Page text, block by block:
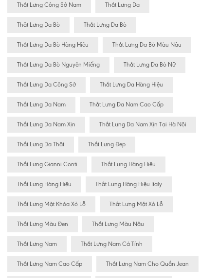
Thắt Lưng Công Sở Nam Thắt Lưng Da
Thăt Lưng Da Bò Thắt Lưng Da Bò
Thắt Lưng Da Bò Hàng Hiêu Thắt Lưng Da Bò Màu Nâu
Thắt Lưng Da Bò Nguyên Miếng Thắt Lưng Da Bò Nữ
Thắt Lưng Da Công Sở Thắt Lưng Da Hàng Hiệu
Thắt Lưng Da Nam Thắt Lưng Da Nam Cao Cấp
Thắt Lưng Da Nam Xịn Thắt Lưng Da Nam Xịn Tại Hà Nội
Thắt Lưng Da Thật Thắt Lưng Đẹp
Thắt Lưng Gianni Conti Thắt Lưng Hàng Hiêu
Thắt Lưng Hàng Hiệu Thắt Lưng Hàng Hiệu Italy
Thắt Lưng Mặt Khóa Xỏ Lỗ Thắt Lưng Mặt Xỏ Lỗ
Thắt Lưng Màu Đen Thắt Lưng Màu Nâu
Thắt Lưng Nam Thắt Lưng Nam Cá Tính
Thắt Lưng Nam Cao Cấp Thắt Lưng Nam Cho Quần Jean